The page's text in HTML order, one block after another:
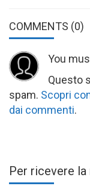
COMMENTS (0)
You
Questo
spam. Scopri
dai commenti.
Per ricevere